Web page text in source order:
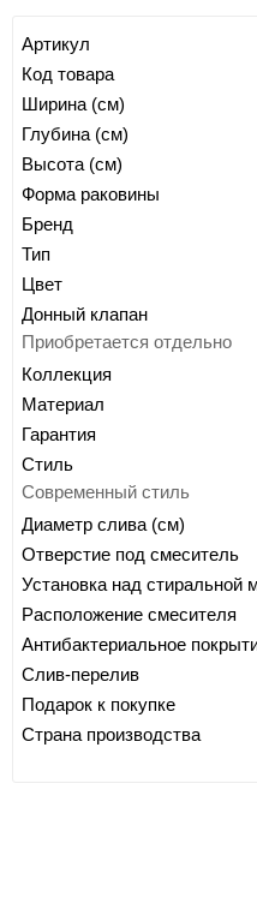
Артикул
Код товара
Ширина (см)
Глубина (см)
Высота (см)
Форма раковины
Бренд
Тип
Цвет
Донный клапан
Приобретается отдельно
Коллекция
Материал
Гарантия
Стиль
Современный стиль
Диаметр слива (см)
Отверстие под смеситель
Установка над стиральной
Расположение смесителя
Антибактериальное
Слив-перелив
Подарок к покупке
Страна производства